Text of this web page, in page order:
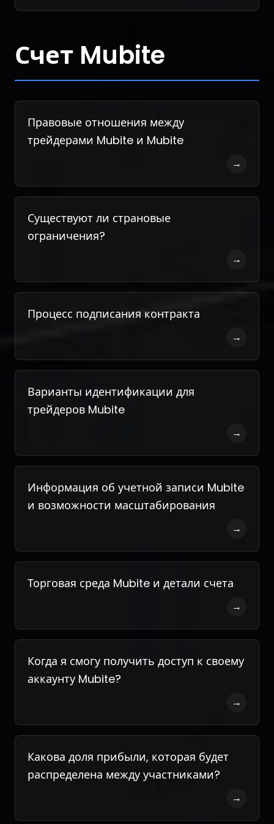
Счет Mubite
Правовые отношения между
трейдерами Mubite и Mubite
→
Существуют ли страновые
ограничения?
→
Процесс подписания контракта
→
Варианты идентификации для
трейдеров Mubite
→
Информация об учетной записи Mubite
и возможности масштабирования
→
Торговая среда Mubite и детали счета
→
Когда я смогу получить доступ к своему
аккаунту Mubite?
→
Какова доля прибыли, которая будет
распределена между участниками?
→